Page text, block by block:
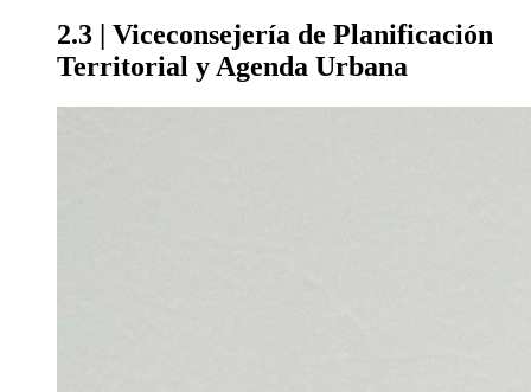
2.3 | Viceconsejería de Planificación
Territorial y Agenda Urbana